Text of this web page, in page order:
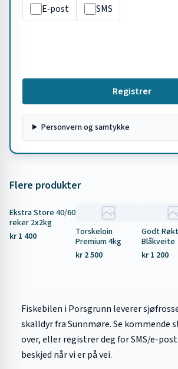
E‑post SMS
Registrer
Personvern og samtykke
Flere produkter
Tilbud
Ekstra Store 40/60
reker 2x2kg
kr 1 400
Torskeloin
Premium 4kg
kr 2 500
Godt Røkt
Blåkveite
kr 1 200
Fiskebilen i Porsgrunn leverer
skalldyr fra Sunnmøre. Se kommende
over, eller registrer deg for SMS/e-
beskjed når vi er på vei.